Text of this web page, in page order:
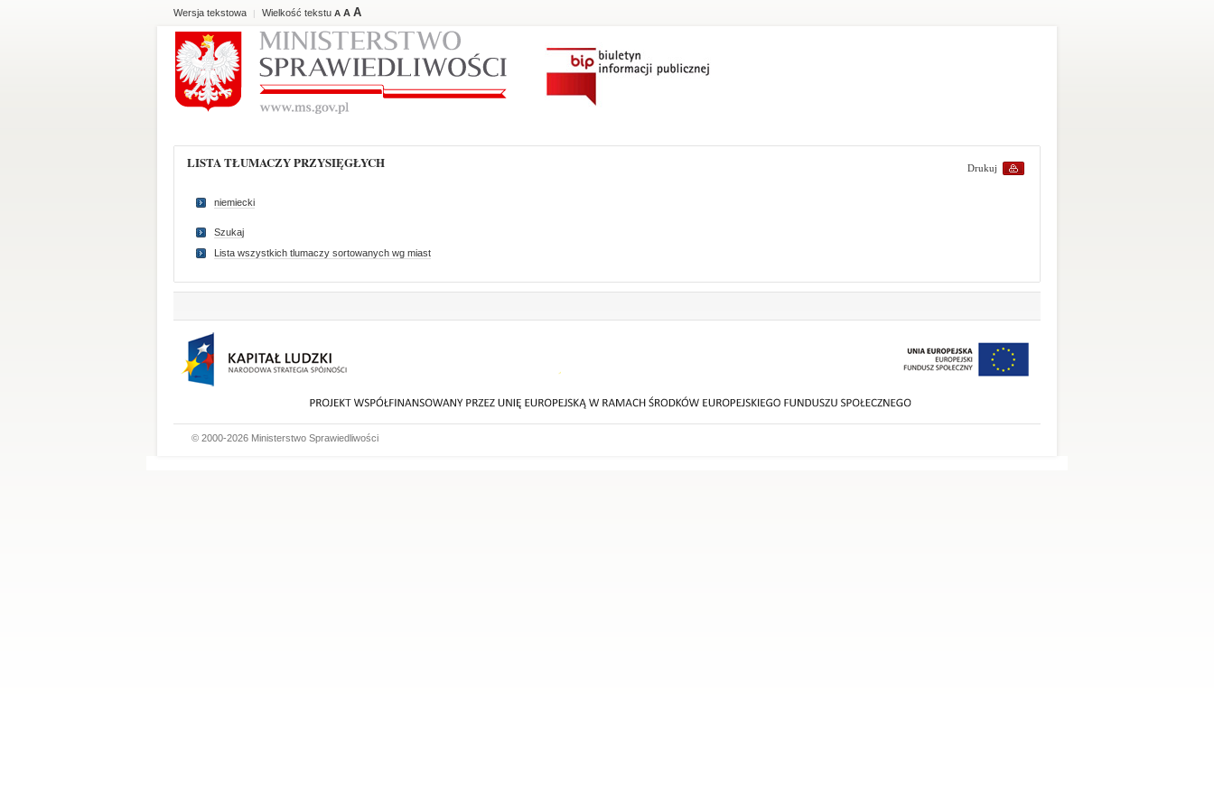
Wersja tekstowa | Wielkość tekstu A A A
Drukuj
LISTA TŁUMACZY PRZYSIĘGŁYCH
niemiecki
Szukaj
Lista wszystkich tlumaczy sortowanych wg miast
© 2000-2026 Ministerstwo Sprawiedliwości